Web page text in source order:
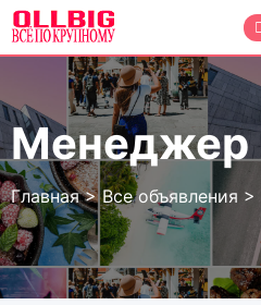
Перейти
содержанию
Менеджер
Главная>Все объявления >